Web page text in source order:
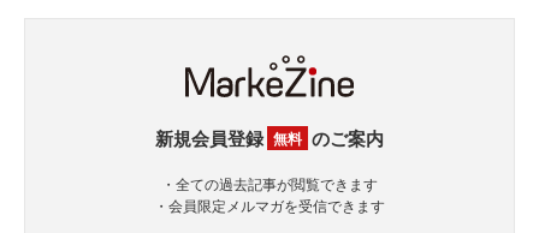
新規会員登録 無料 のご案内
・全ての過去記事が閲覧できます
・会員限定メルマガを受信できます